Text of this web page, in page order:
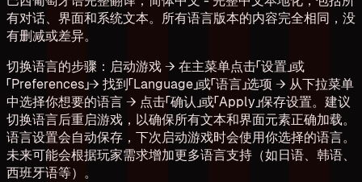
有对话、界面和系统文本。所有语言版本的内容完全相同，没
有删减或差异。
切换语言的步骤：启动游戏 → 在主菜单点击「设置」或
「Preferences」→ 找到「Language」或「语言」选项 → 从下拉菜单
中选择你想要的语言 → 点击「确认」或「Apply」保存设置。建议
切换语言后重启游戏，以确保所有文本和界面元素正确加载。
语言设置会自动保存，下次启动游戏时会使用你选择的语言。
未来可能会根据玩家需求增加更多语言支持（如日语、韩语、
西班牙语等）。